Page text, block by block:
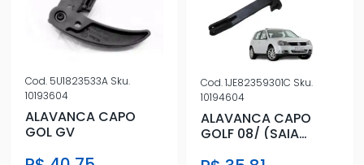
Cod. 5U1823533A Sku.
10193604
ALAVANCA CAPO
GOL GV
Cod.1JE82359301C Sku.
10194604
ALAVANCA CAPO
GOLF 08/ (SAIA